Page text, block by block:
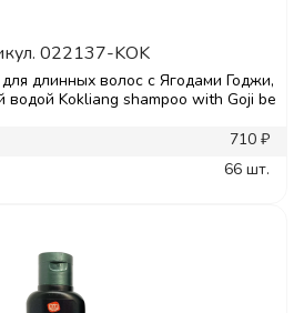
022137-KOK
длинных волос с Ягодами Годжи,
Kokliang shampoo with Goji be
710 ₽
66 шт.